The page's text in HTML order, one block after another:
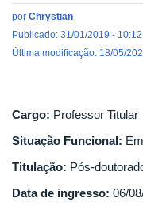
por Chrystian
Publicado: 31/01/2019 - 10:12
Última modificação: 18/05/
Cargo: Professor Titular
Situação Funcional:
Titulação: Pós-
Data de ingresso: 06/